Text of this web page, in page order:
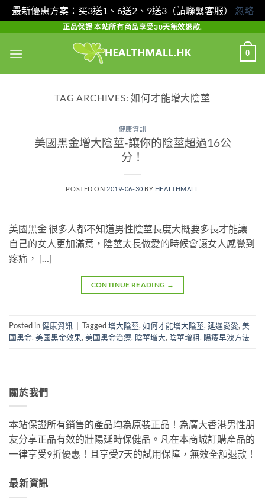
最新優惠方案：买3送1、6送2、9送3（請聯繫客服） 忽略
content
正品保證 本站所有商品享受30天無效退款.
0
TAG ARCHIVES:如何才能增大陰莖
健康資訊
美國黑金增大陰莖-讓你的陰莖超過16公
分！
POSTED ON 2019-06-30 BY HEALTHMALL
美國黑金 很多人都不知道男性陰莖長度大概要多長才能讓
自己的女人更加滿意，陰莖太長做愛的時候會讓女人感覺到
疼痛， […]
CONTINUE READING →
Posted in健康資訊 Tagged增大陰莖, 如何才能增大陰莖, 延遲愛愛, 美
國黑金, 美國黑金效果, 美國黑金治療, 陰莖增大, 陰莖增粗, 陽痿早洩方法
關於我們
本站保證所有銷售的產品均為原裝正品！為廣大香港男性朋
友分享正品有效的壯陽延時保健品。凡在本商城訂購產品的
一律享受9折優惠！且享受7天的試用保障，無效全額退款！
最新資訊